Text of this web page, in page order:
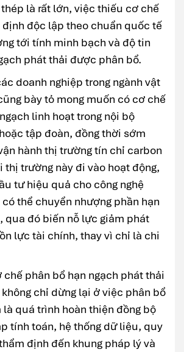
là rất lớn, việc thiếu cơ chế
độc lập theo chuẩn quốc tế
tới tính minh bạch và độ tin
phát thải được phân bổ.
doanh nghiệp trong ngành vật
bày tỏ mong muốn có cơ chế
linh hoạt trong nội bộ
tập đoàn, đồng thời sớm
hành thị trường tín chỉ carbon
thị trường này đi vào hoạt động,
tư hiệu quả cho công nghệ
thể chuyển nhượng phần hạn
qua đó biến nỗ lực giảm phát
lực tài chính, thay vì chỉ là chi
chế phân bổ hạn ngạch phát thải
chỉ dừng lại ở việc phân bổ
là quá trình hoàn thiện đồng bộ
tính toán, hệ thống dữ liệu, quy
định đến khung pháp lý và